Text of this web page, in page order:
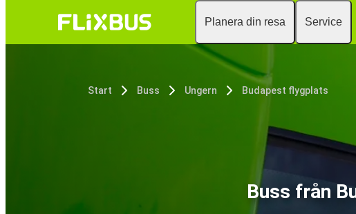
Planera din resa Service
Start Buss Ungern Budapest flygplats
Buss från